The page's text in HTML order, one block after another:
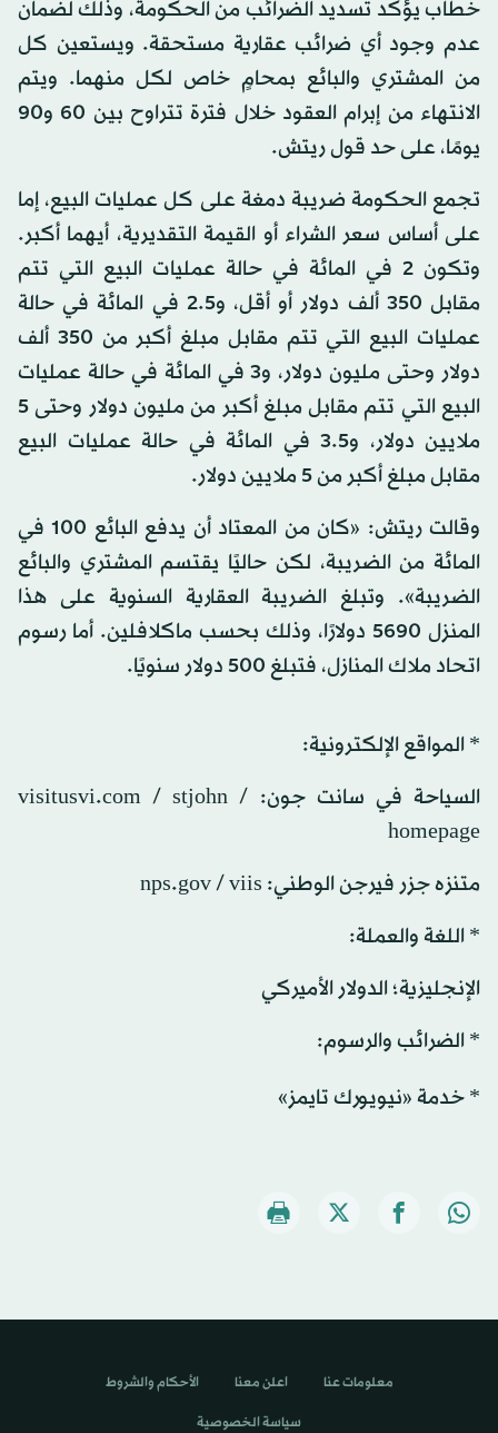
خطاب يؤكد تسديد الضرائب من الحكومة، وذلك لضمان
عدم وجود أي ضرائب عقارية مستحقة. ويستعين كل
من المشتري والبائع بمحامٍ خاص لكل منهما. ويتم
الانتهاء من إبرام العقود خلال فترة تتراوح بين 60 و90
يومًا، على حد قول ريتش.
تجمع الحكومة ضريبة دمغة على كل عمليات البيع، إما
على أساس سعر الشراء أو القيمة التقديرية، أيهما أكبر.
وتكون 2 في المائة في حالة عمليات البيع التي تتم
مقابل 350 ألف دولار أو أقل، و2.5 في المائة في حالة
عمليات البيع التي تتم مقابل مبلغ أكبر من 350 ألف
دولار وحتى مليون دولار، و3 في المائة في حالة عمليات
البيع التي تتم مقابل مبلغ أكبر من مليون دولار وحتى 5
ملايين دولار، و3.5 في المائة في حالة عمليات البيع
مقابل مبلغ أكبر من 5 ملايين دولار.
وقالت ريتش: «كان من المعتاد أن يدفع البائع 100 في
المائة من الضريبة، لكن حاليًا يقتسم المشتري والبائع
الضريبة». وتبلغ الضريبة العقارية السنوية على هذا
المنزل 5690 دولارًا، وذلك بحسب ماكلافلين. أما رسوم
اتحاد ملاك المنازل، فتبلغ 500 دولار سنويًا.
* المواقع الإلكترونية:
السياحة في سانت جون: visitusvi.com / stjohn /
homepage
متنزه جزر فيرجن الوطني: nps.gov / viis
* اللغة والعملة:
الإنجليزية؛ الدولار الأميركي
* الضرائب والرسوم:
* خدمة «نيويورك تايمز»
معلومات عنا اعلن معنا الأحكام والشروط
سياسة الخصوصية